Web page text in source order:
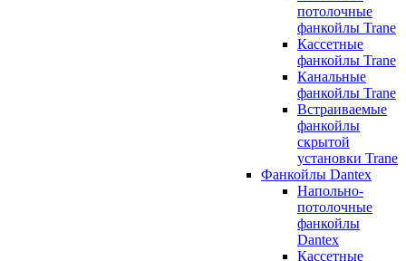
потолочные
фанкойлы Trane
Кассетные
фанкойлы Trane
Канальные
фанкойлы Trane
Встраиваемые
фанкойлы
скрытой
установки Trane
Фанкойлы Dantex
Напольно-
потолочные
фанкойлы
Dantex
Кассетные